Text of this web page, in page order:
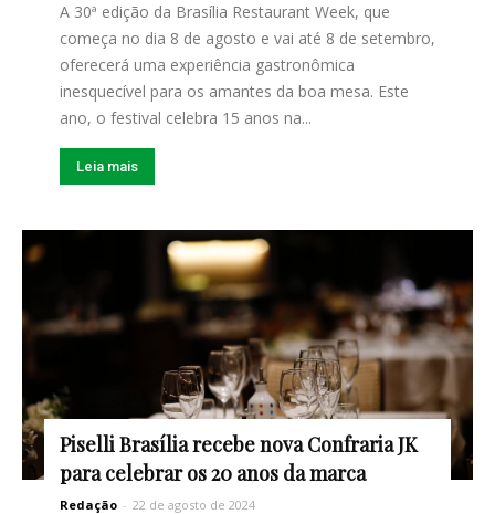
A 30ª edição da Brasília Restaurant Week, que
começa no dia 8 de agosto e vai até 8 de setembro,
oferecerá uma experiência gastronômica
inesquecível para os amantes da boa mesa. Este
ano, o festival celebra 15 anos na...
Leia mais
Piselli Brasília recebe nova Confraria JK
para celebrar os 20 anos da marca
Redação - 22 de agosto de 2024